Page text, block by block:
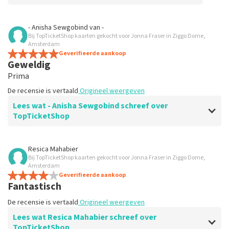
Beoordeling van Anoniem over
Snel en betrouwbaar
- Anisha Sewgobind van -
Bij TopTicketShop kaarten gekocht voor Jonna Fraser in Ziggo Dome,
Amsterdam
Geverifieerde aankoop
Geweldig
Prima
De recensie is vertaald Origineel weergeven
Lees wat - Anisha Sewgobind schreef over
TopTicketShop
Beoordeling van - Anisha Sewgobind over
Goede service
-
De recensie is vertaald
Resica Mahabier
Bij TopTicketShop kaarten gekocht voor Jonna Fraser in Ziggo Dome,
Amsterdam
Geverifieerde aankoop
Fantastisch
De recensie is vertaald Origineel weergeven
Lees wat Resica Mahabier schreef over